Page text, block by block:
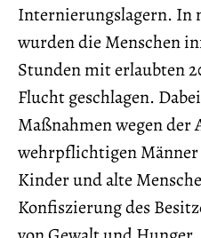
Internierungslagern. In
wurden die Menschen
Stunden mit erlaubten
Flucht geschlagen.
Maßnahmen wegen der
wehrpflichtigen Männer
Kinder und alte
Konfiszierung des